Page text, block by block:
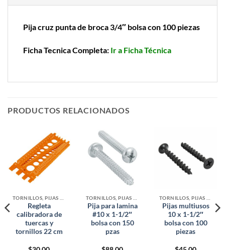
Pija cruz punta de broca 3/4″ bolsa con 100 piezas
Ficha Tecnica Completa: Ir a Ficha Técnica
PRODUCTOS RELACIONADOS
Regleta
calibradora de
tuercas y
tornillos 22 cm
Pija para lamina
#10 x 1-1/2″
bolsa con 150
pzas
Pijas multiusos
10 x 1-1/2″
bolsa con 100
piezas